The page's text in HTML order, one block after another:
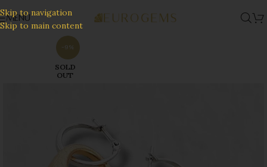
Skip to navigation
Skip to main content
MENU
-9%
SOLD
OUT